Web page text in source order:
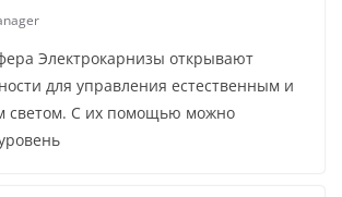
Электрокарнизы открывают
для управления естественным и
светом. С их помощью можно